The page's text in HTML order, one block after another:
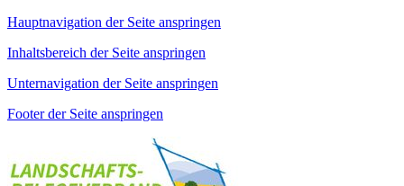
Hauptnavigation der Seite anspringen
Inhaltsbereich der Seite anspringen
Unternavigation der Seite anspringen
Footer der Seite anspringen